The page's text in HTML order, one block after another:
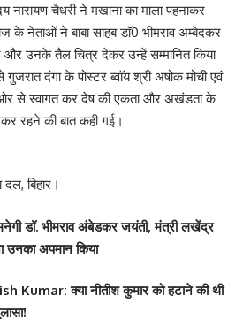
नारायण चैधरी ने मखाना का माला पहनाकर
के नेताओं ने बाबा साहब डाॅ0 भीमराव अम्बेदकर
और उनके तैल चित्र देकर उन्हें सम्मानित किया
दंगा के पोस्टर ब्वाॅय श्री अषोक मोची एवं
ओर से स्वागत कर देष की एकता और अखंडता के
रहने की बात कही गई।
बिहार।
डॉ. भीमराव अंबेडकर जयंती, मंत्री लखेंद्र
उनका अपमान किया
Kumar: क्या नीतीश कुमार को हटाने की थी